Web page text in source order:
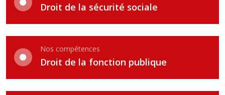
Droit de la sécurité sociale
Nos compétences
Droit de la fonction publique